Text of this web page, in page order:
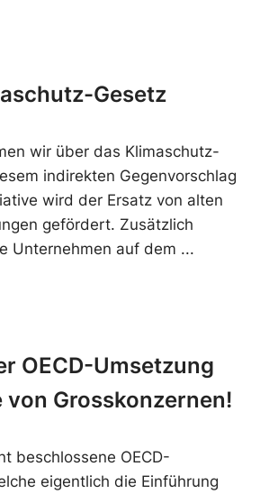
Gesetz
wir über das Klimaschutz-
indirekten Gegenvorschlag
wird der Ersatz von alten
gefördert. Zusätzlich
Unternehmen auf dem
OECD-Umsetzung
von Grosskonzernen!
beschlossene OECD-
eigentlich die Einführung